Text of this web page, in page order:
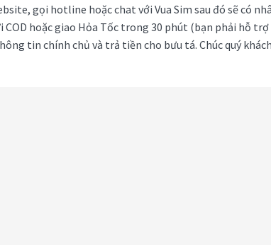
gọi hotline hoặc chat với Vua Sim sau đó sẽ có
COD hoặc giao Hỏa Tốc trong 30 phút (bạn phải hỗ
tin chính chủ và trả tiền cho bưu tá. Chúc quý